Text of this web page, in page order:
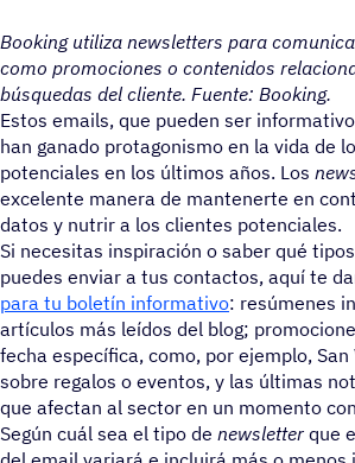
Booking utiliza newsletters para
como promociones o contenidos
búsquedas del cliente. Fuente: Booking.
Estos emails, que pueden ser
han ganado protagonismo en la vida de
potenciales en los últimos años. Los
excelente manera de mantenerte en
datos y nutrir a los clientes potenciales.
Si necesitas inspiración o saber qué
puedes enviar a tus contactos, aquí te
para tu boletín informativo: resúmenes
artículos más leídos del blog;
fecha específica, como, por ejemplo,
sobre regalos o eventos, y las últimas
que afectan al sector en un momento
Según cuál sea el tipo de newsletter que